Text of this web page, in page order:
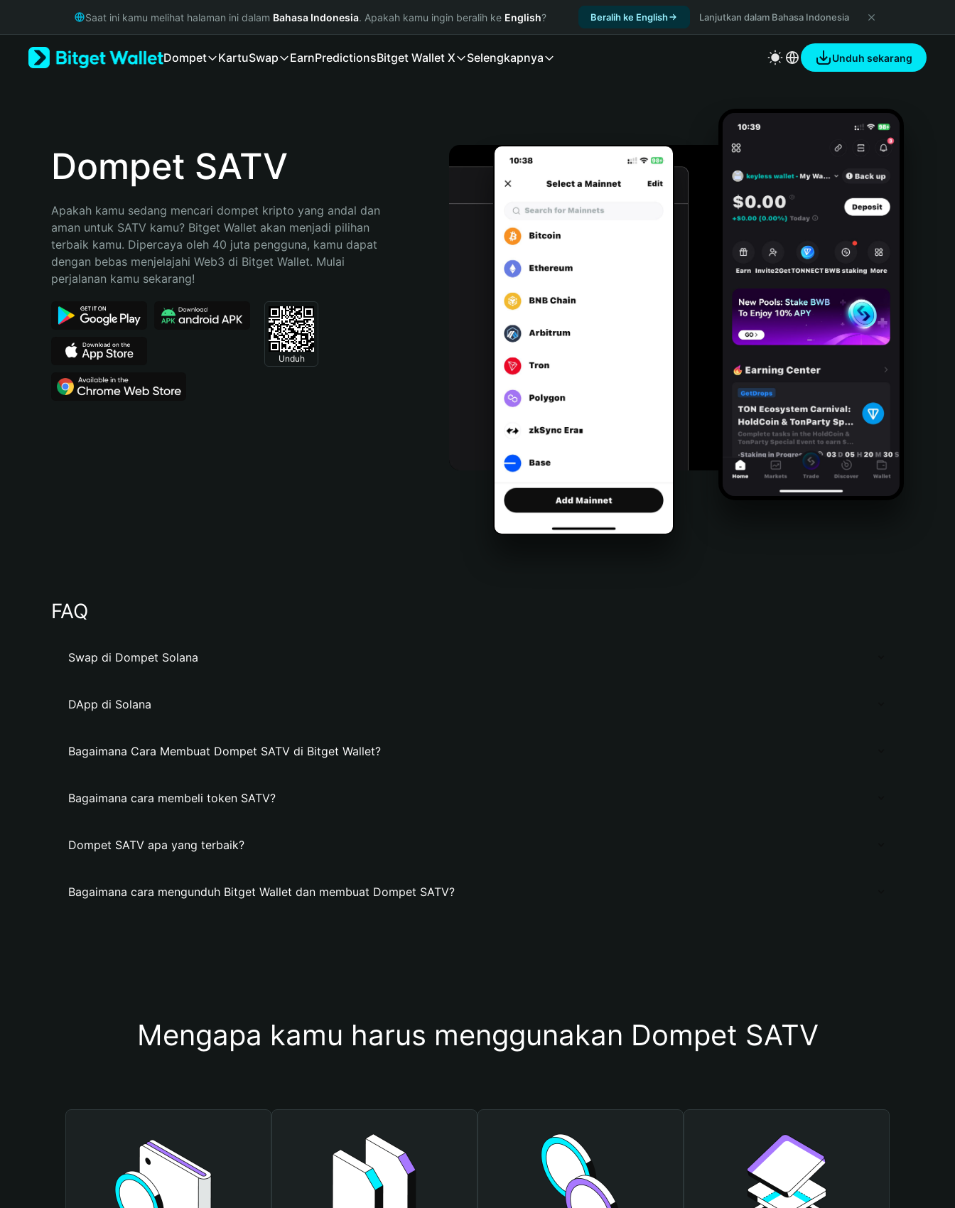
Русский
Bahasa Indonesia
Español (Argentina)
Saat ini kamu melihat halaman ini dalam Bahasa Indonesia. Apakah kamu ingin beralih ke English? Beralih ke English Lanjutkan dalam Bahasa Indonesia
Dompet KartuSwap EarnPredictionsBitget Wallet X Selengkapnya Unduh sekarang
Dompet SATV
Apakah kamu sedang mencari dompet kripto yang andal dan
aman untuk SATV kamu? Bitget Wallet akan menjadi pilihan
terbaik kamu. Dipercaya oleh 40 juta pengguna, kamu dapat
dengan bebas menjelajahi Web3 di Bitget Wallet. Mulai
perjalanan kamu sekarang!
Unduh
FAQ
Swap di Dompet Solana
DApp di Solana
Bagaimana Cara Membuat Dompet SATV di Bitget Wallet?
Bagaimana cara membeli token SATV?
Dompet SATV apa yang terbaik?
Bagaimana cara mengunduh Bitget Wallet dan membuat Dompet SATV?
Mengapa kamu harus menggunakan Dompet SATV